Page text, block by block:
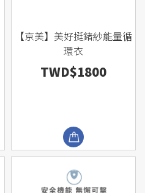
【京美】美好挺鍺紗能量循
環衣
TWD$1800